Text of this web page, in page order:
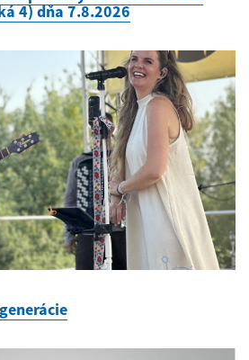
4) dňa 7.8.2026